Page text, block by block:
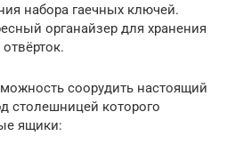
набора гаечных ключей.
органайзер для хранения
соорудить настоящий
столешницей которого
ящики: